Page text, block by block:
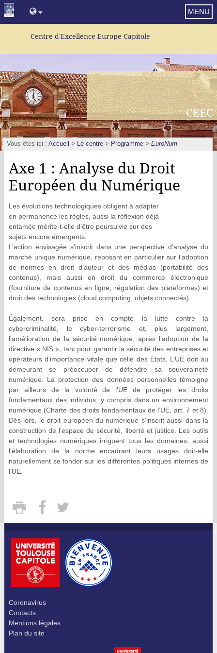
Centre d'Excellence Europe Capitole
MENU
CEEC
Vous êtes ici :Accueil > Le centre > Programme >EuroNum
Axe 1 : Analyse du Droit
Européen du Numérique
Les évolutions technologiques obligent à adapter
en permanence les règles, aussi la réflexion déjà
entamée mérite-t-elle d’être poursuivie sur des
sujets encore émergents.
L’action envisagée s’inscrit dans une perspective d’analyse du
marché unique numérique, reposant en particulier sur l’adoption
de normes en droit d’auteur et des médias (portabilité des
contenus), mais aussi en droit du commerce électronique
(fourniture de contenus en ligne, régulation des plateformes) et
droit des technologies (cloud computing, objets connectés).
Également, sera prise en compte la lutte contre la
cybercriminalité, le cyber-terrorisme et, plus largement,
l’amélioration de la sécurité numérique, après l’adoption de la
directive « NIS », tant pour garantir la sécurité des entreprises et
opérateurs d’importance vitale que celle des Etats. L’UE doit au
demeurant se préoccuper de défendre sa souveraineté
numérique. La protection des données personnelles témoigne
par ailleurs de la volonté de l’UE de protéger les droits
fondamentaux des individus, y compris dans un environnement
numérique (Charte des droits fondamentaux de l’UE, art. 7 et 8).
Dès lors, le droit européen du numérique s’inscrit aussi dans la
construction de l’espace de sécurité, liberté et justice. Les outils
et technologies numériques irriguent tous les domaines, aussi
l’élaboration de la norme encadrant leurs usages doit-elle
naturellement se fonder sur les différentes politiques internes de
l’UE.
Coronavirus
Contacts
Mentions légales
Plan du site